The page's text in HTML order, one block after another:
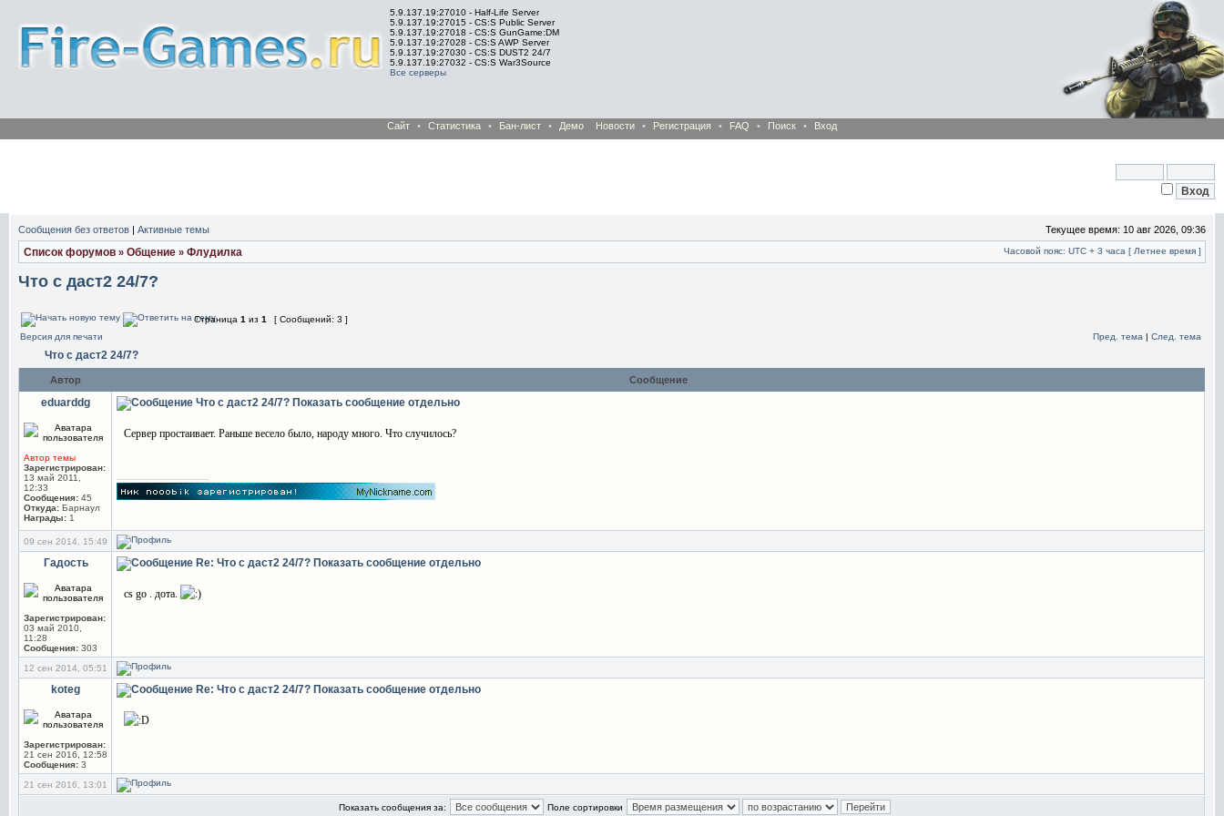
5.9.137.19:27010 - Half-Life Server
5.9.137.19:27015 - CS:S Public Server
5.9.137.19:27018 - CS:S GunGame:DM
5.9.137.19:27028 - CS:S AWP Server
5.9.137.19:27030 - CS:S DUST2 24/7
5.9.137.19:27032 - CS:S War3Source
Все серверы
Сайт • Статистика • Бан-лист • Демо Новости • Регистрация • FAQ • Поиск • Вход
Сообщения без ответов | Активные темы Текущее время: 10 авг 2026, 09:36
Список форумов » Общение » Флудилка Часовой пояс: UTC + 3 часа [ Летнее время ]
Что с даст2 24/7?
Страница 1 из 1
[ Сообщений: 3 ]
Версия для печати
Пред. тема | След. тема
Что с даст2 24/7?
Автор Сообщение
eduarddg
Автор темы
Зарегистрирован:
13 май 2011,
12:33
Сообщения: 45
Откуда: Барнаул
Награды: 1
Что с даст2 24/7? Показать сообщение отдельно
Сервер простаивает. Раньше весело было, народу много. Что случилось?
09 сен 2014, 15:49
Гадость
Зарегистрирован:
03 май 2010,
11:28
Сообщения: 303
Re: Что с даст2 24/7? Показать сообщение отдельно
cs go . дота.
12 сен 2014, 05:51
koteg
Зарегистрирован:
21 сен 2016, 12:58
Сообщения: 3
Re: Что с даст2 24/7? Показать сообщение отдельно
21 сен 2016, 13:01
Показать сообщения за: Поле сортировки